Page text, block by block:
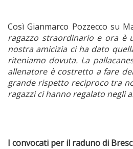
Così Gianmarco Pozzecco su
ragazzo straordinario e ora è
nostra amicizia ci ha dato
riteniamo dovuta. La
allenatore è costretto a fare
grande rispetto reciproco tra
ragazzi ci hanno regalato negli
I convocati per il raduno di